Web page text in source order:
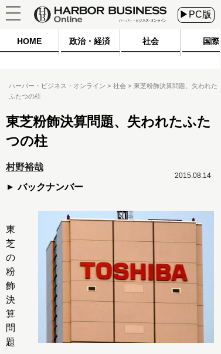
▶PC版
HOME 政治・経済 社会 国際
ハーバー・ビジネス・オンライン 社会
東芝粉飾決算問題、失われた
ふたつの柱
東芝粉飾決算問題、失われたふた
つの柱
村野裕哉
バックナンバー
2015.08.14
東
芝
の
粉
飾
決
算
問
題